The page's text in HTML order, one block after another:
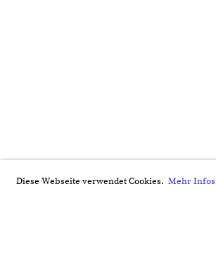
Diese Webseite verwendet Cookies. Mehr Infos